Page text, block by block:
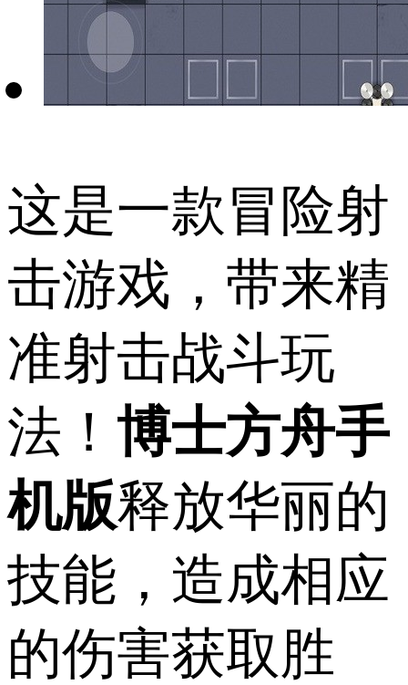
这是一款冒险射
击游戏，带来精
准射击战斗玩
法！ 博士方舟手
机版释放华丽的
技能，造成相应
的伤害获取胜